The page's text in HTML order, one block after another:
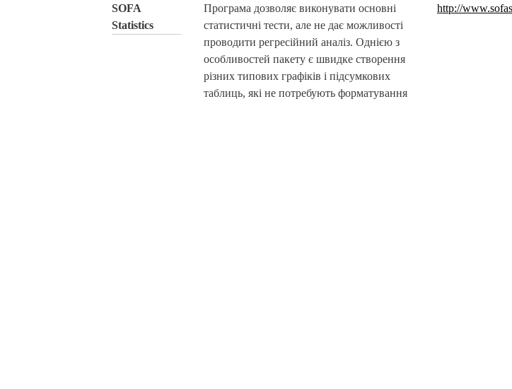
SOFA
Statistics
Програма дозволяє виконувати основні
статистичні тести, але не дає можливості
проводити регресійний аналіз. Однією з
особливостей пакету є швидке створення
різних типових графіків і підсумкових
таблиць, які не потребують форматування
http://